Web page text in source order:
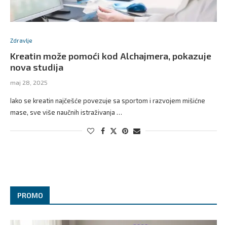
Zdravlje
Kreatin može pomoći kod Alchajmera, pokazuje
nova studija
maj 28, 2025
Iako se kreatin najčešće povezuje sa sportom i razvojem mišićne
mase, sve više naučnih istraživanja …
PROMO